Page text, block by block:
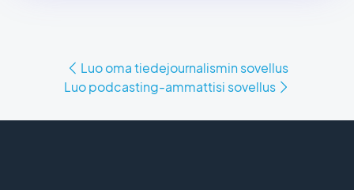
Luo oma tiedejournalismin sovellus
Luo podcasting-ammattisi sovellus